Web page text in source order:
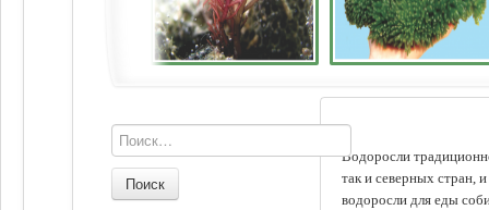
Водоросли
так и северных стран,
водоросли для еды
Поиск